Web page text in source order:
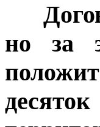
но за